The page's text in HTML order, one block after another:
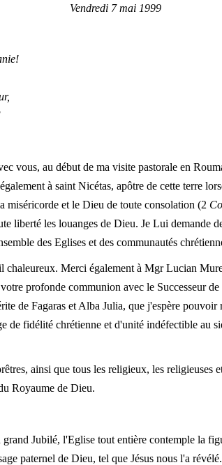
Vendredi 7 mai 1999
vous, au début de ma visite pastorale en
à saint Nicétas, apôtre de cette terre
miséricorde et le Dieu de toute consolation (2 Co
liberté les louanges de Dieu. Je Lui demande
des Eglises et des communautés
chaleureux. Merci également à Mgr Lucian
profonde communion avec le Successeur
de Fagaras et Alba Julia, que j'espère pouvoir
de fidélité chrétienne et d'unité indéfectible au
ainsi que tous les religieux, les religieuses
Royaume de Dieu.
grand Jubilé, l'Eglise tout entière contemple la
paternel de Dieu, tel que Jésus nous l'a